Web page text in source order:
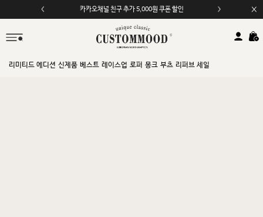
카카오채널 친구 추가 5,000원 쿠폰 할인
모바일 앱 자동 2,000원 할인
리미티드 에디션 신제품 베스트 레이스업 로퍼 몽크 부츠 리퍼브 세일